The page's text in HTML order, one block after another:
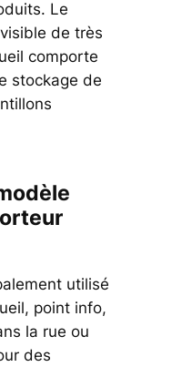
Le
de très
comporte
stockage de
utilisé
point info,
la rue ou
des